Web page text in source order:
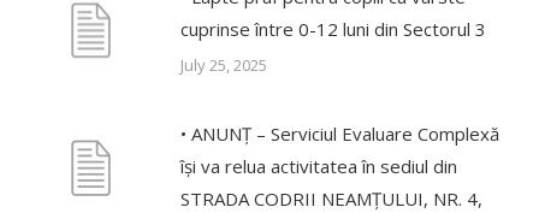
cuprinse între 0-12 luni din Sectorul 3
July 25, 2025
• ANUNȚ – Serviciul Evaluare Complexă
își va relua activitatea în sediul din
STRADA CODRII NEAMȚULUI, NR. 4,